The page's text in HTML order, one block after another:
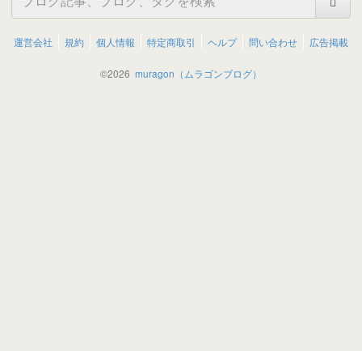
運営会社 規約 個人情報 特定商取引 ヘルプ 問い合わせ 広告掲載
©2026 muragon（ムラゴンブログ）